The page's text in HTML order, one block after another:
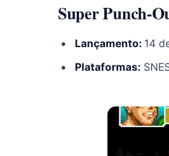
Super Punch-
Lançamento: 14
Plataformas: